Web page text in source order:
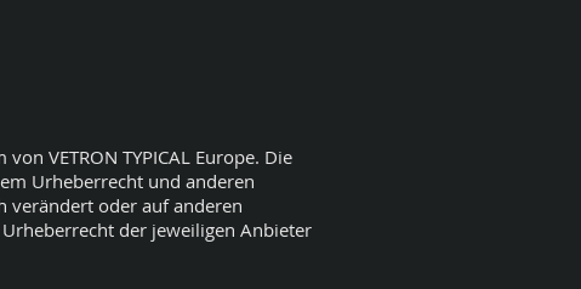
VETRON TYPICAL Europe. Die
Urheberrecht und anderen
verändert oder auf anderen
der jeweiligen Anbieter